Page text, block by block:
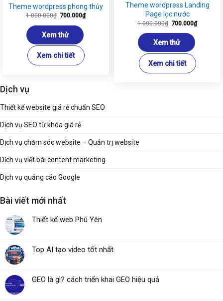
Theme wordpress phong thủy
1.000.000₫ Giá
là:
1.000.000₫.
700.000₫Giá
hiện
Xem thử
Xem chi tiết
Theme wordpress Landing
Page lọc nước
1.000.000₫ Giá
là:
1.000.000₫.
700.000₫Giá
hiện
Xem thử
Xem chi tiết
Dịch vụ
Thiết kế website giá rẻ chuẩn SEO
Dịch vụ SEO từ khóa giá rẻ
Dịch vụ chăm sóc website – Quản trị website
Dịch vụ viết bài content marketing
Dịch vụ quảng cáo Google
Bài viết mới nhất
Thiết kế web Phú Yên
Top AI tạo video tốt nhất
GEO là gì? cách triển khai GEO hiệu quả